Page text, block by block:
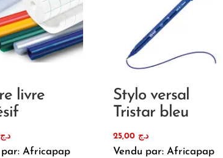
livre
د.ج
par: Africapap
Stylo versal
Tristar bleu
د.ج 25,00
Vendu par: Africapap